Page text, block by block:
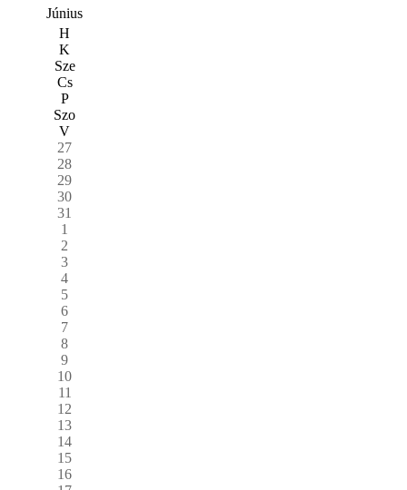
Június
H
K
Sze
Cs
P
Szo
V
27
28
29
30
31
1
2
3
4
5
6
7
8
9
10
11
12
13
14
15
16